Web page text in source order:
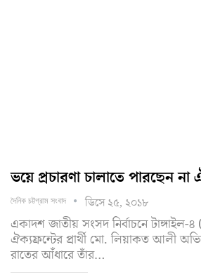
ভয়ে প্রচারণা চালাতে পারছেন না
দৈনিক চট্টগ্রাম সংবাদ ডিসে ২৫, ২০১৮
একাদশ জাতীয় সংসদ নির্বাচনে টাঙ্গাইল-
ঐক্যফ্রন্টের প্রার্থী মো. লিয়াকত আলী
রাতের আঁধারে তাঁর…